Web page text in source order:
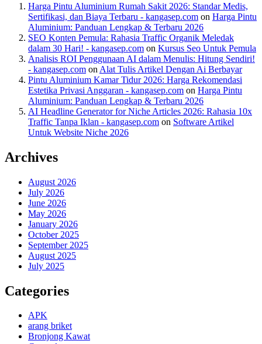
Harga Pintu Aluminium Rumah Sakit 2026: Standar Medis,
Sertifikasi, dan Biaya Terbaru - kangasep.com on Harga Pintu
Aluminium: Panduan Lengkap & Terbaru 2026
SEO Konten Pemula: Rahasia Traffic Organik Meledak
dalam 30 Hari! - kangasep.com on Kursus Seo Untuk Pemula
Analisis ROI Penggunaan AI dalam Menulis: Hitung Sendiri!
- kangasep.com on Alat Tulis Artikel Dengan Ai Berbayar
Pintu Aluminium Kamar Tidur 2026: Harga Rekomendasi
Estetika Privasi Anggaran - kangasep.com on Harga Pintu
Aluminium: Panduan Lengkap & Terbaru 2026
AI Headline Generator for Niche Articles 2026: Rahasia 10x
Traffic Tanpa Iklan - kangasep.com on Software Artikel
Untuk Website Niche 2026
Archives
August 2026
July 2026
June 2026
May 2026
January 2026
October 2025
September 2025
August 2025
July 2025
Categories
APK
arang briket
Bronjong Kawat